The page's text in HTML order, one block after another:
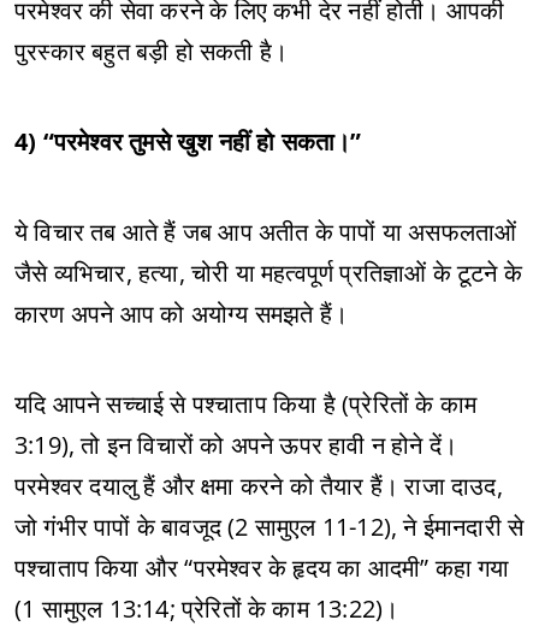
परमेश्वर की सेवा करने के लिए कभी देर नहीं होती। आपकी
पुरस्कार बहुत बड़ी हो सकती है।
4) “परमेश्वर तुमसे खुश नहीं हो सकता।”
ये विचार तब आते हैं जब आप अतीत के पापों या असफलताओं
जैसे व्यभिचार, हत्या, चोरी या महत्वपूर्ण प्रतिज्ञाओं के टूटने के
कारण अपने आप को अयोग्य समझते हैं।
यदि आपने सच्चाई से पश्चाताप किया है (प्रेरितों के काम
3:19), तो इन विचारों को अपने ऊपर हावी न होने दें।
परमेश्वर दयालु हैं और क्षमा करने को तैयार हैं। राजा दाउद,
जो गंभीर पापों के बावजूद (2 सामुएल 11-12), ने ईमानदारी से
पश्चाताप किया और “परमेश्वर के हृदय का आदमी” कहा गया
(1 सामुएल 13:14; प्रेरितों के काम 13:22)।